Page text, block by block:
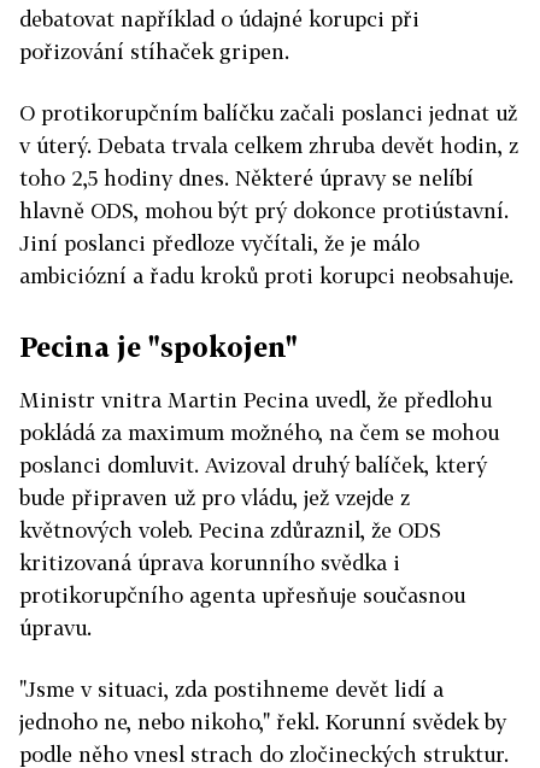
debatovat například o údajné korupci při
pořizování stíhaček gripen.
O protikorupčním balíčku začali poslanci jednat už
v úterý. Debata trvala celkem zhruba devět hodin, z
toho 2,5 hodiny dnes. Některé úpravy se nelíbí
hlavně ODS, mohou být prý dokonce protiústavní.
Jiní poslanci předloze vyčítali, že je málo
ambiciózní a řadu kroků proti korupci neobsahuje.
Pecina je "spokojen"
Ministr vnitra Martin Pecina uvedl, že předlohu
pokládá za maximum možného, na čem se mohou
poslanci domluvit. Avizoval druhý balíček, který
bude připraven už pro vládu, jež vzejde z
květnových voleb. Pecina zdůraznil, že ODS
kritizovaná úprava korunního svědka i
protikorupčního agenta upřesňuje současnou
úpravu.
"Jsme v situaci, zda postihneme devět lidí a
jednoho ne, nebo nikoho," řekl. Korunní svědek by
podle něho vnesl strach do zločineckých struktur.